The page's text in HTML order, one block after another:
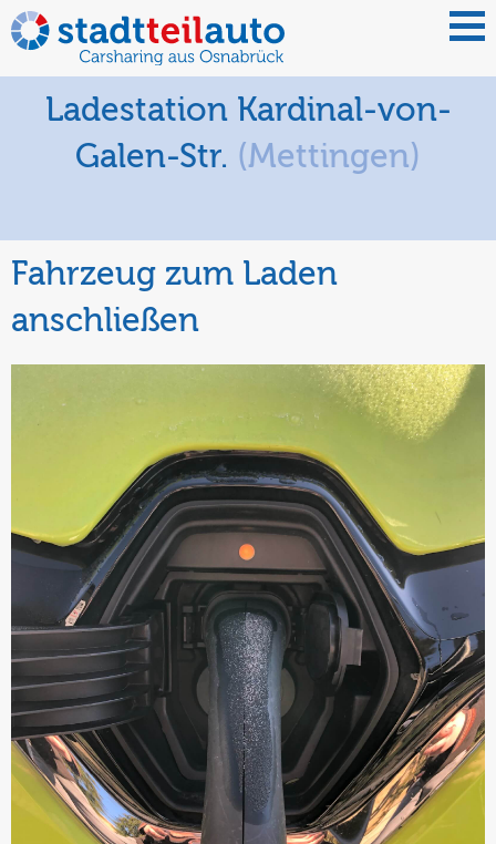
Ladestation Kardinal-von-
Galen-Str. (Mettingen)
Fahrzeug zum Laden
anschließen